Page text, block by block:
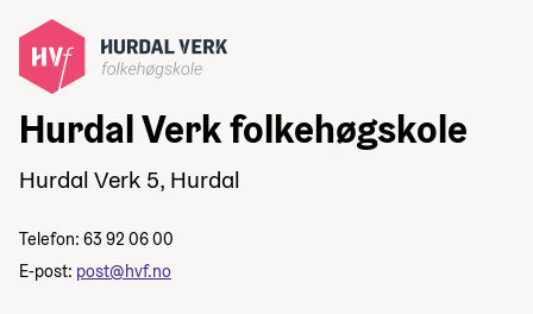
Hurdal Verk folkehøgskole
Hurdal Verk 5, Hurdal
Telefon: 63 92 06 00
E-post: post@hvf.no